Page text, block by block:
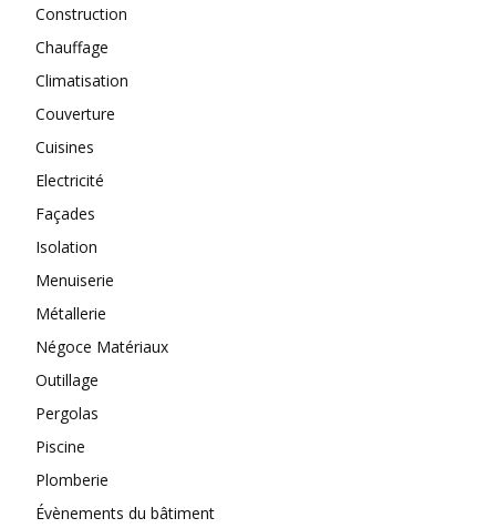
Construction
Chauffage
Climatisation
Couverture
Cuisines
Electricité
Façades
Isolation
Menuiserie
Métallerie
Négoce Matériaux
Outillage
Pergolas
Piscine
Plomberie
Évènements du bâtiment